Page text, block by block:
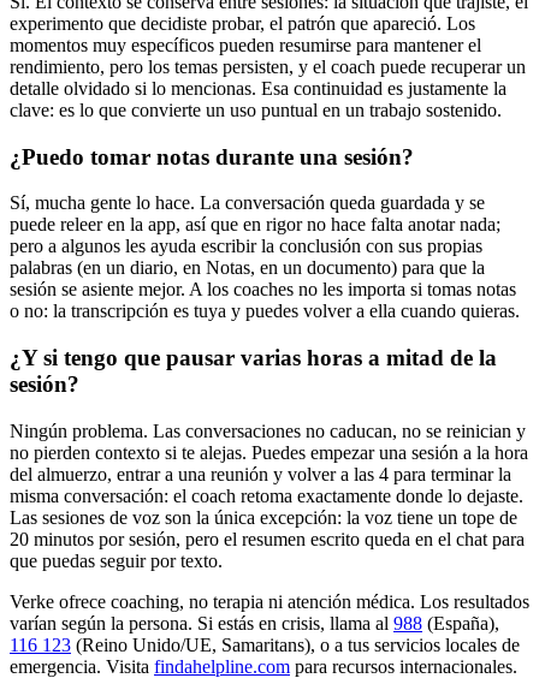
experimento que decidiste probar, el patrón que apareció. Los
momentos muy específicos pueden resumirse para mantener el
rendimiento, pero los temas persisten, y el coach puede recuperar un
detalle olvidado si lo mencionas. Esa continuidad es justamente la
clave: es lo que convierte un uso puntual en un trabajo sostenido.
¿Puedo tomar notas durante una sesión?
Sí, mucha gente lo hace. La conversación queda guardada y se
puede releer en la app, así que en rigor no hace falta anotar nada;
pero a algunos les ayuda escribir la conclusión con sus propias
palabras (en un diario, en Notas, en un documento) para que la
sesión se asiente mejor. A los coaches no les importa si tomas notas
o no: la transcripción es tuya y puedes volver a ella cuando quieras.
¿Y si tengo que pausar varias horas a mitad de la
sesión?
Ningún problema. Las conversaciones no caducan, no se reinician y
no pierden contexto si te alejas. Puedes empezar una sesión a la hora
del almuerzo, entrar a una reunión y volver a las 4 para terminar la
misma conversación: el coach retoma exactamente donde lo dejaste.
Las sesiones de voz son la única excepción: la voz tiene un tope de
20 minutos por sesión, pero el resumen escrito queda en el chat para
que puedas seguir por texto.
Verke ofrece coaching, no terapia ni atención médica. Los resultados
varían según la persona. Si estás en crisis, llama al 988 (España),
116 123 (Reino Unido/UE, Samaritans), o a tus servicios locales de
emergencia. Visita findahelpline.com para recursos internacionales.